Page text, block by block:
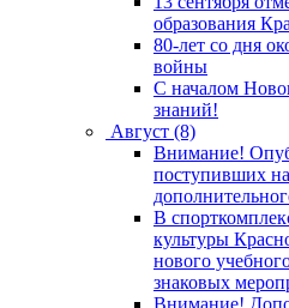
образования
80-лет со дня
войны
С началом
знаний!
Август (8)
Внимание!
поступивших
В
культуры
нового
знаковых
Внимание!